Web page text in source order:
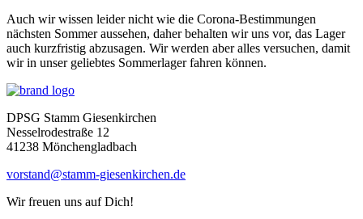
Auch wir wissen leider nicht wie die Corona-Bestimmungen
nächsten Sommer aussehen, daher behalten wir uns vor, das Lager
auch kurzfristig abzusagen. Wir werden aber alles versuchen, damit
wir in unser geliebtes Sommerlager fahren können.
DPSG Stamm Giesenkirchen
Nesselrodestraße 12
41238 Mönchengladbach
vorstand@stamm-giesenkirchen.de
Wir freuen uns auf Dich!